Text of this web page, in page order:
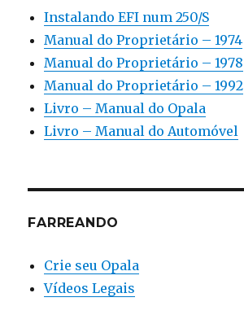
Instalando EFI num 250/S
Manual do Proprietário – 1974
Manual do Proprietário – 1978
Manual do Proprietário – 1992
Livro – Manual do Opala
Livro – Manual do Automóvel
FARREANDO
Crie seu Opala
Vídeos Legais